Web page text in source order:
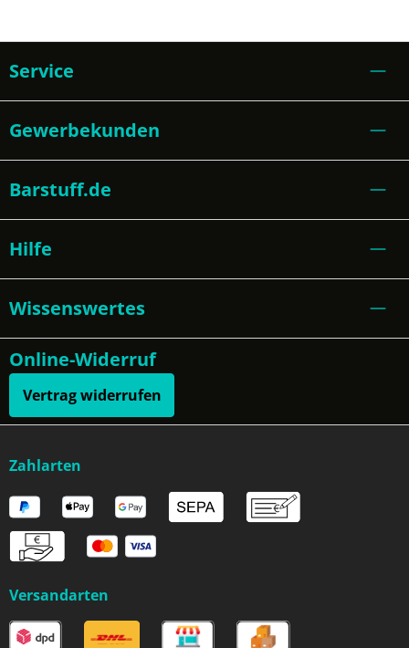
Service
Gewerbekunden
Barstuff.de
Hilfe
Wissenswertes
Online-Widerruf
Vertrag widerrufen
Zahlarten
Versandarten